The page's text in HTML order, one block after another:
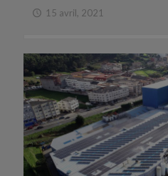
15 avril, 2021